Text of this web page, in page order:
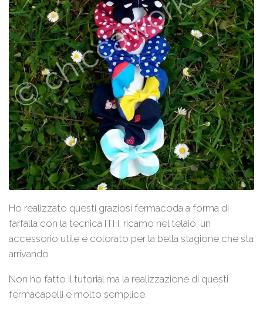
Ho realizzato questi graziosi fermacoda a forma di
farfalla con la tecnica ITH, ricamo nel telaio, un
accessorio utile e colorato per la bella stagione che sta
arrivando
Non ho fatto il tutorial ma la realizzazione di questi
fermacapelli è molto semplice.